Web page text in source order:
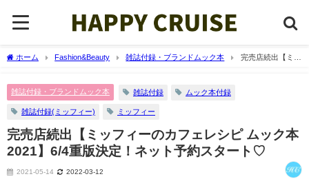
ホーム Fashion&Beauty 雑誌付録・ブランドムック本
完売店続出【ミッ
雑誌付録・ブランドムック本 雑誌付録 ムック本付録
雑誌付録(ミッフィー) ミッフィー
完売店続出【ミッフィーのカフェレシピ ムック本
2021】6/4重版決定！ネット予約スタート♡
2021-05-14 2022-03-12